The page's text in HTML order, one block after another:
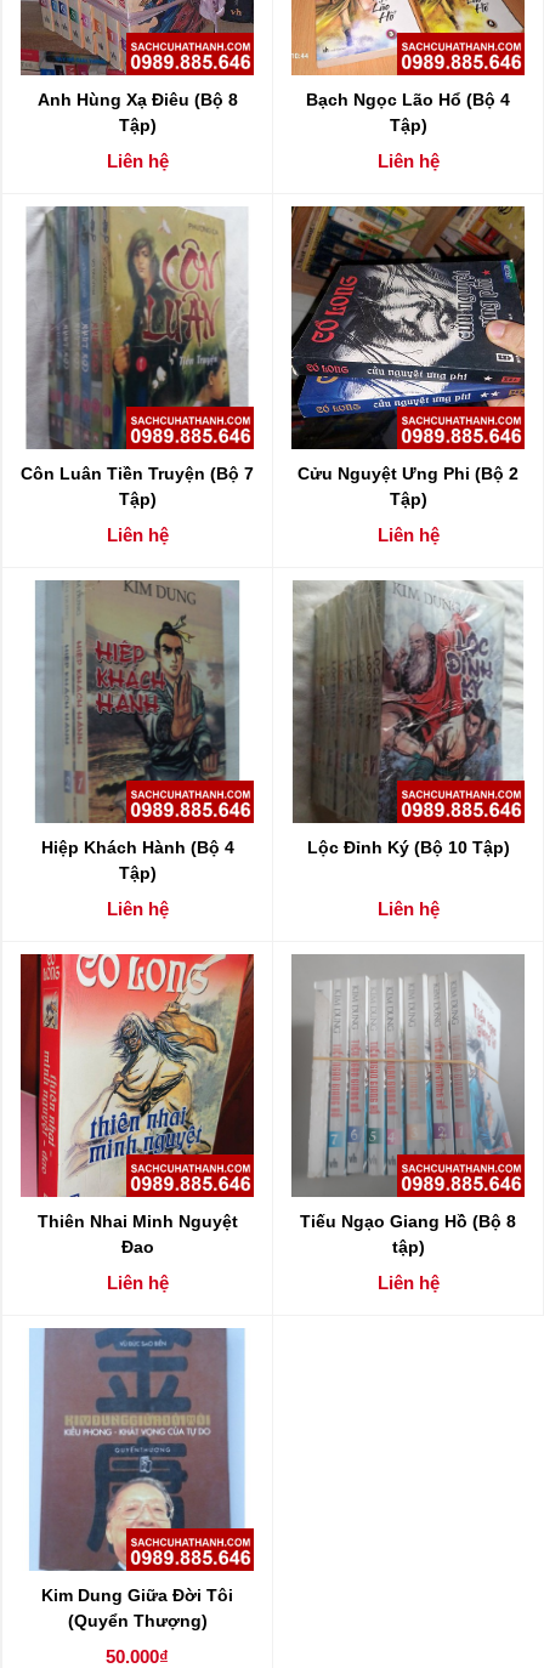
Anh Hùng Xạ Điêu (Bộ 8
Tập)
Liên hệ
Bạch Ngọc Lão Hổ (Bộ 4
Tập)
Liên hệ
Côn Luân Tiền Truyện (Bộ 7
Tập)
Liên hệ
Cửu Nguyệt Ưng Phi (Bộ 2
Tập)
Liên hệ
Hiệp Khách Hành (Bộ 4
Tập)
Liên hệ
Lộc Đỉnh Ký (Bộ 10 Tập)
Liên hệ
Thiên Nhai Minh Nguyệt
Đao
Liên hệ
Tiếu Ngạo Giang Hồ (Bộ 8
tập)
Liên hệ
Kim Dung Giữa Đời Tôi
(Quyển Thượng)
50.000₫